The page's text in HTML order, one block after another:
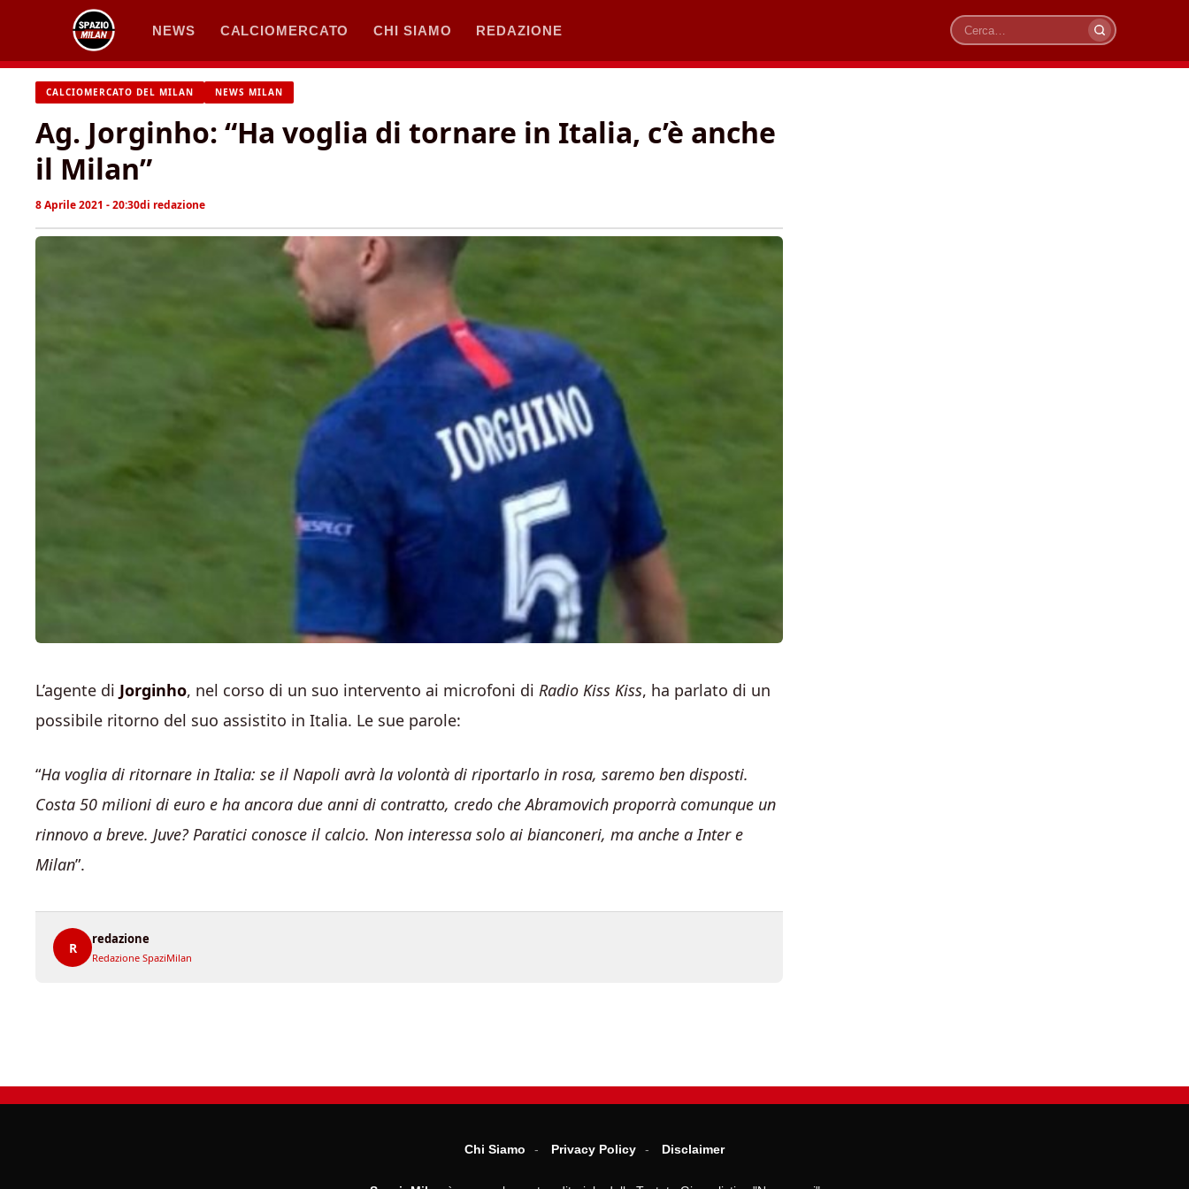
contenuto
NEWS CALCIOMERCATO CHI SIAMO REDAZIONE
Cerca
CALCIOMERCATO DEL MILAN NEWS MILAN
Ag. Jorginho: “Ha voglia di tornare in Italia, c’è anche
il Milan”
8 Aprile 2021 - 20:30di redazione
L’agente di Jorginho, nel corso di un suo intervento ai microfoni di Radio Kiss Kiss, ha parlato di un
possibile ritorno del suo assistito in Italia. Le sue parole:
“Ha voglia di ritornare in Italia: se il Napoli avrà la volontà di riportarlo in rosa, saremo ben disposti.
Costa 50 milioni di euro e ha ancora due anni di contratto, credo che Abramovich proporrà comunque un
rinnovo a breve. Juve? Paratici conosce il calcio. Non interessa solo ai bianconeri, ma anche a Inter e
Milan”.
R
redazione
Redazione SpaziMilan
Chi Siamo Privacy Policy Disclaimer